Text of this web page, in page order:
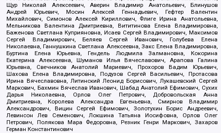
Щур Николай Алексеевич, Аверин Владимир Анатольевич, Блинушов
Андрей Юрьевич, Мосин Алексей Геннадьевич, Гефтер Валентин
Михайлович, Симонов Алексей Кириллович, Флиге Ирина Анатольевна,
Мельникова Валентина Дмитриевна, Вититинова Елена Владимировна,
Баженова Светлана Куприяновна, Исаев Сергей Владимирович, Максимов
Сергей Владимирович, Беляев Сергей Иванович, Голубева Елена
Николаевна, Ганнушкина Светлана Алексеевна, Закс Елена Владимировна,
Буртина Елена Юрьевна, Гендель Людмила Залмановна, Кокорина
Екатерина Алексеевна, Шуманов Илья Вячеславович, Арапова Галина
Юрьевна, Свечников Анатолий Мариевич, Прохоров Вадим Юрьевич,
Шахова Елена Владимировна, Подузов Сергей Васильевич, Протасова
Ирина Вячеславовна, Литинский Леонид Борисович, Лукашевский Сергей
Маркович, Бахмин Вячеслав Иванович, Шабад Анатолий Ефимович, Сухих
Дарья Николаевна, Орлов Олег Петрович, Добровольская Анна
Дмитриевна, Королева Александра Евгеньевна, Смирнов Владимир
Александрович, Вицин Сергей Ефимович, Золотухин Борис Андреевич,
Левинсон Лев Семенович, Локшина Татьяна Иосифовна, Орлов Олег
Петрович, Полякова Мара Федоровна, Резник Генри Маркович, Захаров
Герман Константинович